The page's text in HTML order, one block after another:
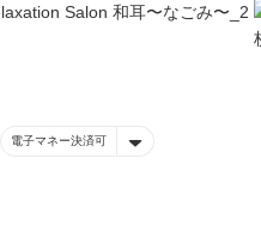
電子マネー決済可